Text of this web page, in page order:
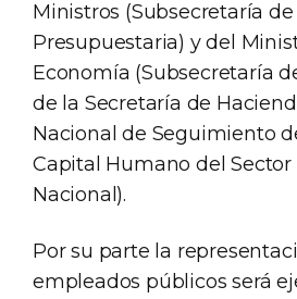
Ministros (Subsecretaría
Presupuestaria) y del
Economía (Subsecretaría
de la Secretaría de
Nacional de Seguimiento
Capital Humano del
Nacional).
Por su parte la
empleados públicos será